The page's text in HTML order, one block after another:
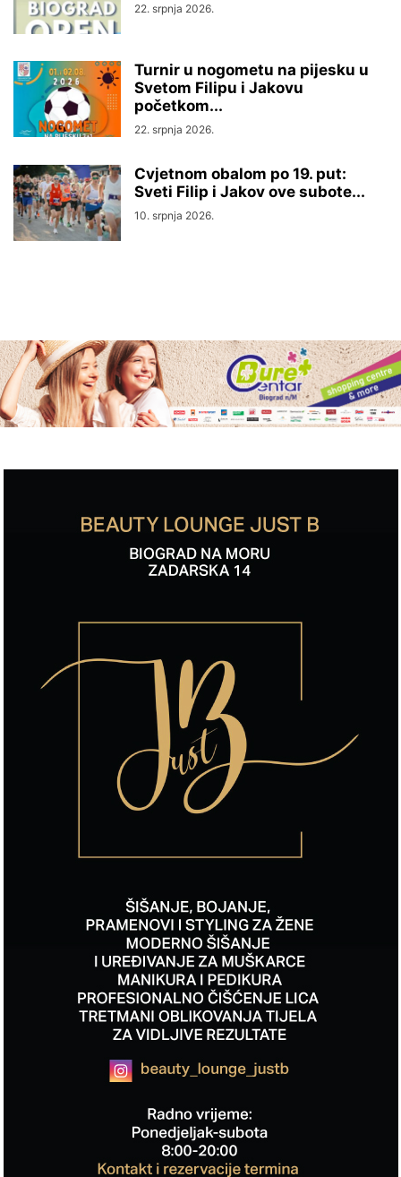
22. srpnja 2026.
Turnir u nogometu na pijesku u
Svetom Filipu i Jakovu
početkom...
22. srpnja 2026.
Cvjetnom obalom po 19. put:
Sveti Filip i Jakov ove subote...
10. srpnja 2026.